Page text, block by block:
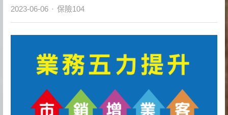
2023-06-06 Author
保險104